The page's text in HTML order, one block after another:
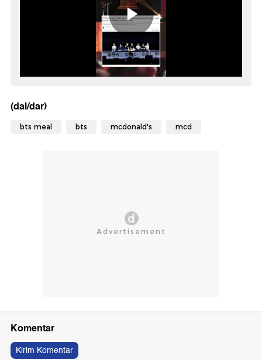
(dal/dar)
bts meal bts mcdonald's mcd
Komentar
Kirim Komentar